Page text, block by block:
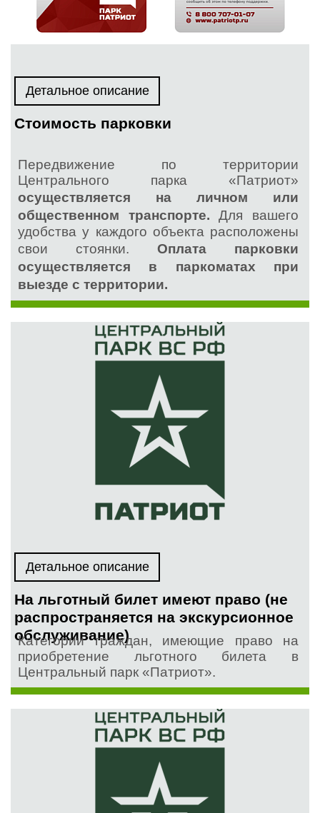
Детальное описание
Стоимость парковки
Передвижение по территории
Центрального парка «Патриот»
осуществляется на личном или
общественном транспорте. Для вашего
удобства у каждого объекта расположены
свои стоянки. Оплата парковки
осуществляется в паркоматах при
выезде с территории.
Детальное описание
На льготный билет имеют право (не
распространяется на экскурсионное
обслуживание)
Категории граждан, имеющие право на
приобретение льготного билета в
Центральный парк «Патриот».